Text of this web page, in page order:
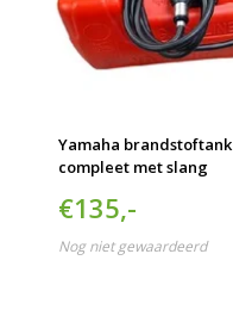
Yamaha brandstoftank
compleet met slang
€135,-
Nog niet gewaardeerd